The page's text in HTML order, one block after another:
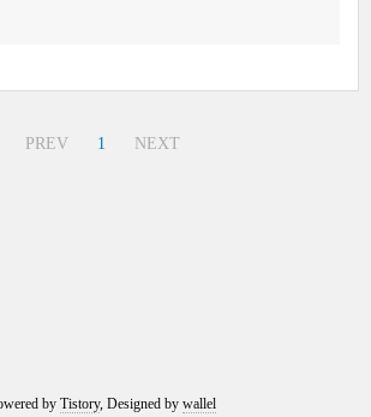
PREV 1 NEXT
by Tistory, Designed by wallel